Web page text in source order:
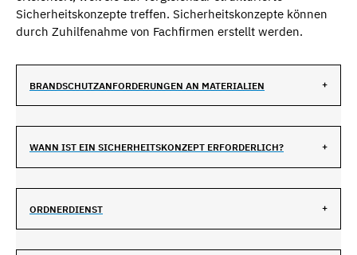
Sicherheitskonzepte treffen. Sicherheitskonzepte können
durch Zuhilfenahme von Fachfirmen erstellt werden.
BRANDSCHUTZANFORDERUNGEN AN MATERIALIEN
WANN IST EIN SICHERHEITSKONZEPT ERFORDERLICH?
ORDNERDIENST